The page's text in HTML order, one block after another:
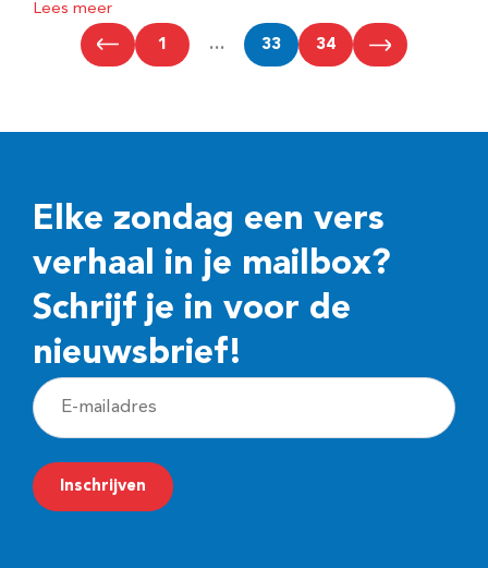
Lees meer
1 … 33 34
Elke zondag een vers
verhaal in je mailbox?
Schrijf je in voor de
nieuwsbrief!
E
-
m
a
Inschrijven